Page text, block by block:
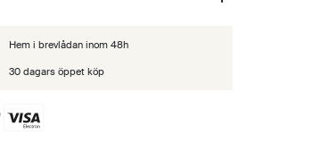
Hem i brevlådan inom 48h
30 dagars öppet köp